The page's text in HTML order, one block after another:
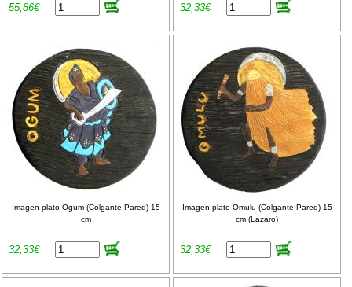
55,86€ 32,33€
Imagen plato Ogum (Colgante Pared) 15
cm
32,33€
Imagen plato Omulu (Colgante Pared) 15
cm (Lazaro)
32,33€